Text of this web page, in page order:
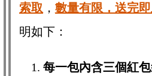
索取 ， 數量有限，送完即
明如下：
每一包內含三個紅